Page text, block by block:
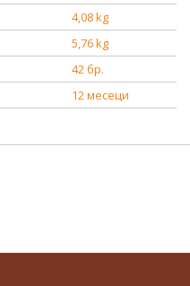
4,08 kg
5,76 kg
42 бр.
12 месеци